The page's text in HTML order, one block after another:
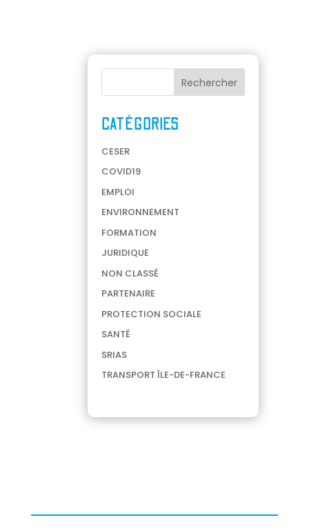
CATÉGORIES
CESER
COVID19
EMPLOI
ENVIRONNEMENT
FORMATION
JURIDIQUE
NON CLASSÉ
PARTENAIRE
PROTECTION SOCIALE
SANTÉ
SRIAS
TRANSPORT ÎLE-DE-FRANCE